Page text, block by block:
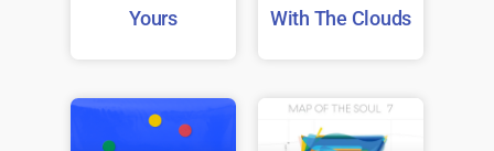
Yours With The Clouds